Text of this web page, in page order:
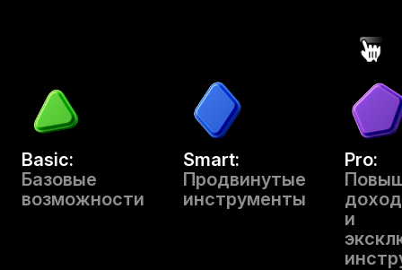
Basic:
Базовые
возможности
Smart:
Продвинутые
инструменты
Pro:
и